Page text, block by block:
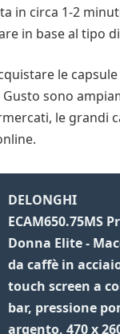
in circa 1-2
in base al tipo
le
Gusto sono
le grandi
DELONGHI
ECAM650.75MS
Donna Elite -
da caffè in
touch screen a
bar, pressione
argento, 470 x